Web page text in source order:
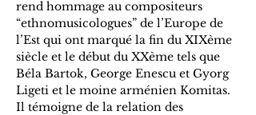
rend hommage au compositeurs
“ethnomusicologues” de l’Europe de
l’Est qui ont marqué la fin du XIXème
siècle et le début du XXème tels que
Béla Bartok, George Enescu et Gyorg
Ligeti et le moine arménien Komitas.
Il témoigne de la relation des